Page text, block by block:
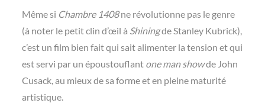
Même si Chambre 1408ne révolutionne pas le genre
(à noter le petit clin d’œil à Shiningde Stanley Kubrick),
c’est un film bien fait qui sait alimenter la tension et qui
est servi par un époustouflant one man showde John
Cusack, au mieux de sa forme et en pleine maturité
artistique.